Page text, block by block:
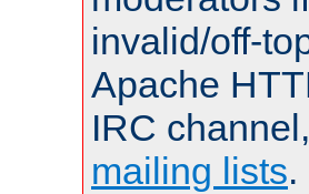
invalid/off-
Apache
IRC
mailing lists.